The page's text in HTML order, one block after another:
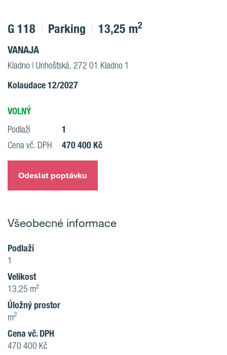
G 118 Parking 13,25 m2
VANAJA
Kladno | Unhošťská, 272 01 Kladno 1
Kolaudace 12/2027
VOLNÝ
Podlaží 1
Cena vč. DPH 470 400 Kč
Odeslat poptávku
Všeobecné informace
Podlaží
1
Velikost
13,25 m²
Úložný prostor
m2
Cena vč. DPH
470 400 Kč